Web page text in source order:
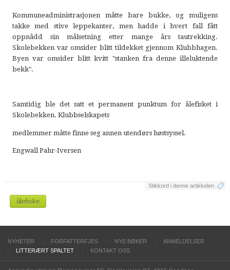
Kommuneadministrasjonen måtte bare bukke, og muligens
takke med stive leppekanter, men hadde i hvert fall fått
oppnådd sin målsetning etter mange års tautrekking.
Skolebekken var omsider blitt tildekket gjennom Klubbhagen.
Byen var omsider blitt kvitt "stanken fra denne illeluktende
bekk".
Samtidig ble det satt et permanent punktum for ålefisket i
Skolebekken. Klubbselskapets
medlemmer måtte finne seg annen utendørs høstsyssel.
Engwall Pahr-Iversen
Stikkord i denne artikkelen
ålefiske
NYHETER FORFATTERFJES NYE BØKER
ANMELDELSER
LITTERÆRT SPALTET
KONTAKT OSS